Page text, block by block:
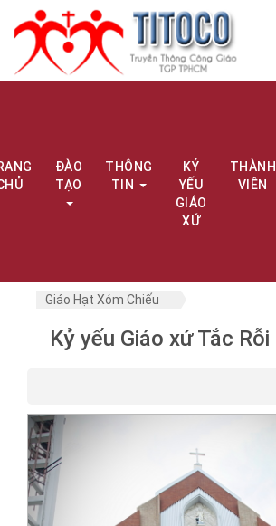
ĐÀO
TẠO
THÔNG
TIN
KỶ
YẾU
GIÁO
XỨ
THÀNH
VIÊN
Giáo Hạt Xóm Chiếu
Kỷ yếu Giáo xứ Tắc Rỗi